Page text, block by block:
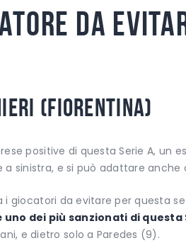
da
(Fiorentina)
positive di questa Serie A, un
a sinistra, e si può adattare
i giocatori da evitare per questa
uno dei più sanzionati di questa
e dietro solo a Paredes (9).